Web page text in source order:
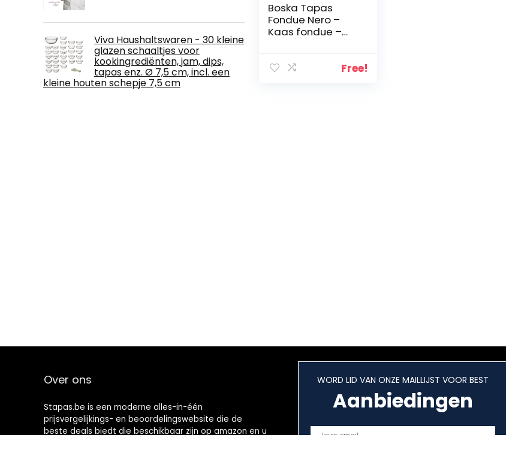
Viva Haushaltswaren - 30 kleine
glazen schaaltjes voor
kookingrediënten, jam, dips,
tapas enz. Ø 7,5 cm, incl. een
kleine houten schepje 7,5 cm
Boska Tapas
Fondue Nero –
Kaas fondue –
300 ml
Free!
Over ons
Stapas.be is een moderne alles-in-één
prijsvergelijkings- en beoordelingswebsite die de
beste deals biedt die beschikbaar zijn op amazon en u
WORD LID VAN ONZE MAILLIJST VOOR BEST
Aanbiedingen